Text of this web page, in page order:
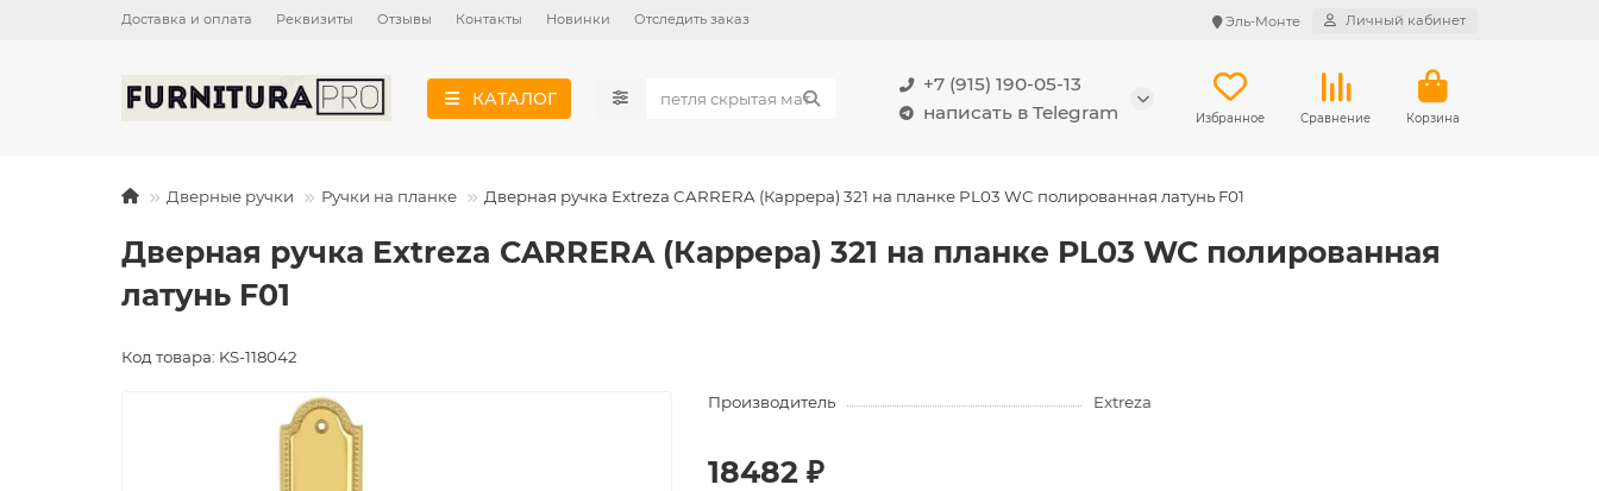
Доставка и оплата Реквизиты Отзывы Контакты Новинки Отследить заказ Эль-Монте Личный кабинет
КАТАЛОГ
+7 (915) 190-05-13
написать в Telegram
Избранное Сравнение Корзина
Дверные ручки Ручки на планке Дверная ручка Extreza CARRERA (Каррера) 321 на планке PL03 WC полированная латунь F01
Дверная ручка Extreza CARRERA (Каррера) 321 на планке PL03 WC полированная
латунь F01
Код товара: KS-118042
Производитель Extreza
18482 ₽